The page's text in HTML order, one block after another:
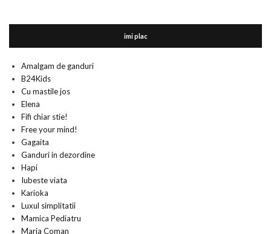
imi plac
Amalgam de ganduri
B24Kids
Cu mastile jos
Elena
Fifi chiar stie!
Free your mind!
Gagaita
Ganduri in dezordine
Hapi
Iubeste viata
Karioka
Luxul simplitatii
Mamica Pediatru
Maria Coman